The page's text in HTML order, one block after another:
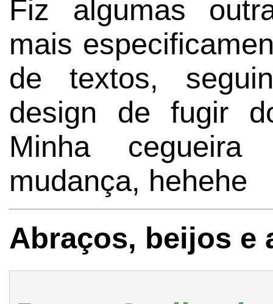
Fiz algumas
mais
de textos,
design de fugir
Minha
mudança, hehehe
Abraços, beijos e